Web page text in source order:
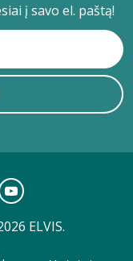
į savo el. paštą!
ELVIS.